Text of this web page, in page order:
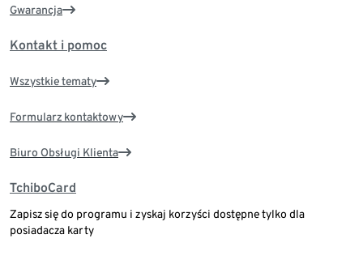
Gwarancja
Kontakt i pomoc
Wszystkie tematy
Formularz kontaktowy
Biuro Obsługi Klienta
TchiboCard
Zapisz się do programu i zyskaj korzyści dostępne tylko dla
posiadacza karty